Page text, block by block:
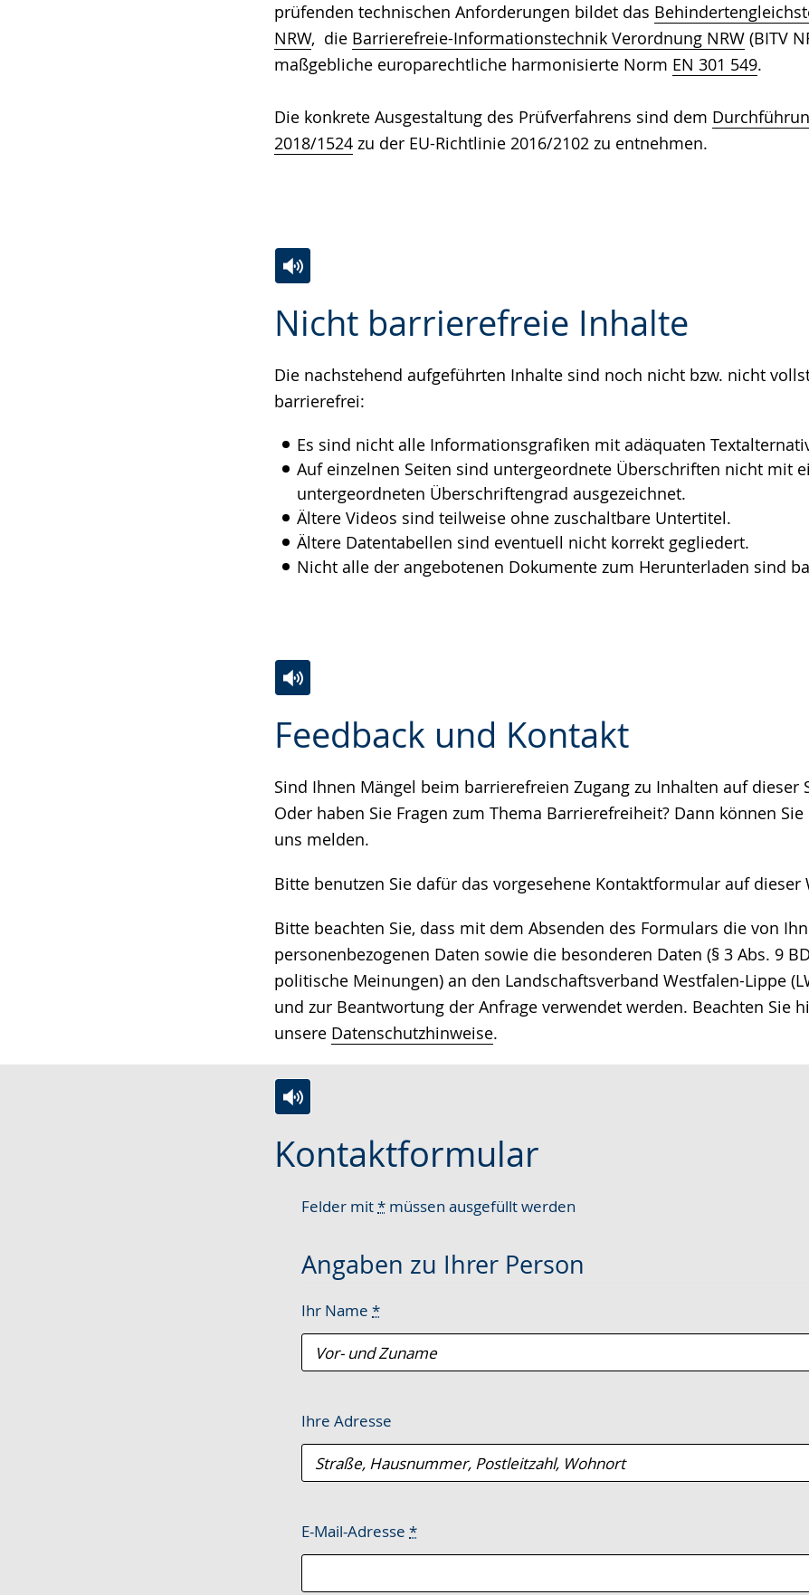
prüfenden technischen Anforderungen bildet das
NRW, die Barrierefreie-Informationstechnik Verordnung NRW (BITV
maßgebliche europarechtliche harmonisierte Norm EN 301 549.
Die konkrete Ausgestaltung des Prüfverfahrens sind dem
2018/1524 zu der EU-Richtlinie 2016/2102 zu entnehmen.
Nicht barrierefreie Inhalte
Die nachstehend aufgeführten Inhalte sind noch nicht bzw. nicht
barrierefrei:
Es sind nicht alle Informationsgrafiken mit adäquaten
Auf einzelnen Seiten sind untergeordnete Überschriften nicht mit
untergeordneten Überschriftengrad ausgezeichnet.
Ältere Videos sind teilweise ohne zuschaltbare Untertitel.
Ältere Datentabellen sind eventuell nicht korrekt gegliedert.
Nicht alle der angebotenen Dokumente zum Herunterladen sind
Leichten
wechseln.
Audio-
Video
Deutscher
Gebärdensprache
angezeigt.
Feedback und Kontakt
Sind Ihnen Mängel beim barrierefreien Zugang zu Inhalten auf dieser
Oder haben Sie Fragen zum Thema Barrierefreiheit? Dann können
uns melden.
Bitte benutzen Sie dafür das vorgesehene Kontaktformular auf dieser
Bitte beachten Sie, dass mit dem Absenden des Formulars die von
personenbezogenen Daten sowie die besonderen Daten (§ 3 Abs. 9
politische Meinungen) an den Landschaftsverband Westfalen-Lippe
und zur Beantwortung der Anfrage verwendet werden. Beachten Sie
unsere Datenschutzhinweise.
Leichten
wechseln.
Audio-
Video
Deutscher
Gebärdensprache
wird
Kontaktformular
Felder mit* müssen ausgefüllt werden
Angaben zu Ihrer Person
Ihr Name *
Ihre Adresse
E-Mail-Adresse *
Leichten
wechseln.
Audio-
Video
Deutscher
wird
angezeigt.